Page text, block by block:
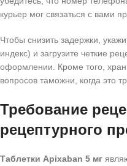
курьер мог связаться с вами
Чтобы снизить задержки,
индекс) и загрузите четкие
оформлении. Кроме того,
вопросов таможни, когда это
Требование
рецептурного
Таблетки Apixaban 5 мг